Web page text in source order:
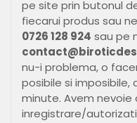
pe site prin butonul
fiecarui produs sau
0726 128 924 sau pe
nu-i problema, o
posibile si imposibile,
minute. Avem
inregistrare/